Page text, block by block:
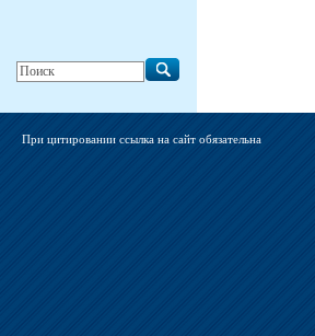
При цитировании ссылка на сайт обязательна